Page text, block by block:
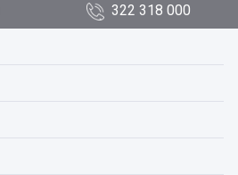
322 318 000